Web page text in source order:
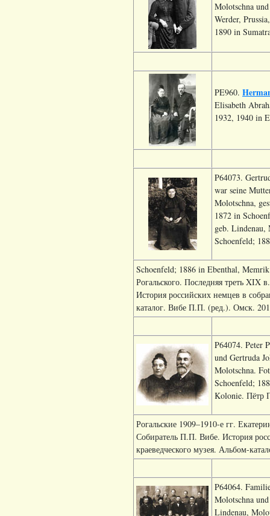
Molotschna
Werder,
1890 in
PE960.
Elisabeth
1932, 1940 in
P64073.
war seine
Molotschna,
1872 in
geb. Lindenau,
Schoenfeld;
Schoenfeld; 1886 in Ebenthal,
Рогальского. Последняя треть XIX
История российских немцев в
каталог. Вибе П.П. (ред.). Омск.
P64074. Peter
und Gertruda
Molotschna.
Schoenfeld;
Kolonie. Пётр
Рогальские 1909–1910-е гг.
Собиратель П.П. Вибе. История
краеведческого музея. Альбом-
P64064.
Molotschna
Lindenau,